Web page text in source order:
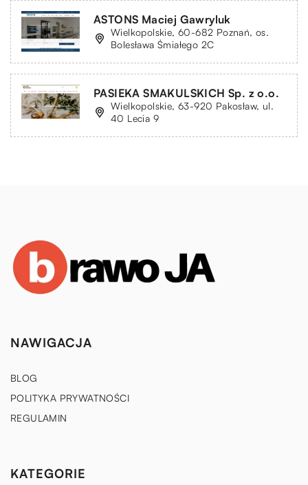
ASTONS Maciej Gawryluk
Wielkopolskie, 60-682 Poznań, os.
Bolesława Śmiałego 2C
PASIEKA SMAKULSKICH Sp. z o.o.
Wielkopolskie, 63-920 Pakosław, ul.
40 Lecia 9
NAWIGACJA
BLOG
POLITYKA PRYWATNOŚCI
REGULAMIN
KATEGORIE